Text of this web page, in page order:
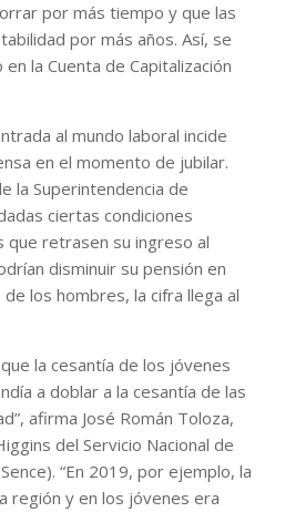
por más tiempo y que las
por más años. Así, se
la Cuenta de Capitalización
al mundo laboral incide
en el momento de jubilar.
la Superintendencia de
ciertas condiciones
que retrasen su ingreso al
disminuir su pensión en
los hombres, la cifra llega al
la cesantía de los jóvenes
a doblar a la cesantía de las
afirma José Román Toloza,
del Servicio Nacional de
“En 2019, por ejemplo, la
región y en los jóvenes era